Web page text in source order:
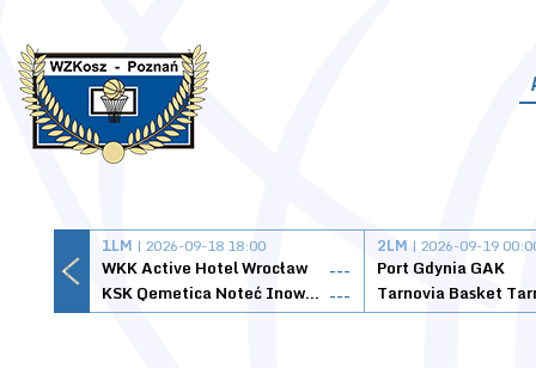
1LM | 2026-09-18 18:00
WKK Active Hotel Wrocław
---
KSK Qemetica Noteć Inowrocław ---
2LM | 2026-09-19
Port Gdynia GAK